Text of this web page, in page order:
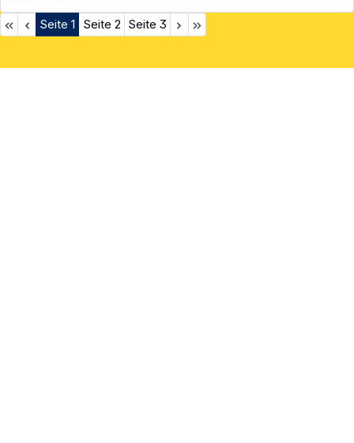
Seite 1 Seite 2 Seite 3